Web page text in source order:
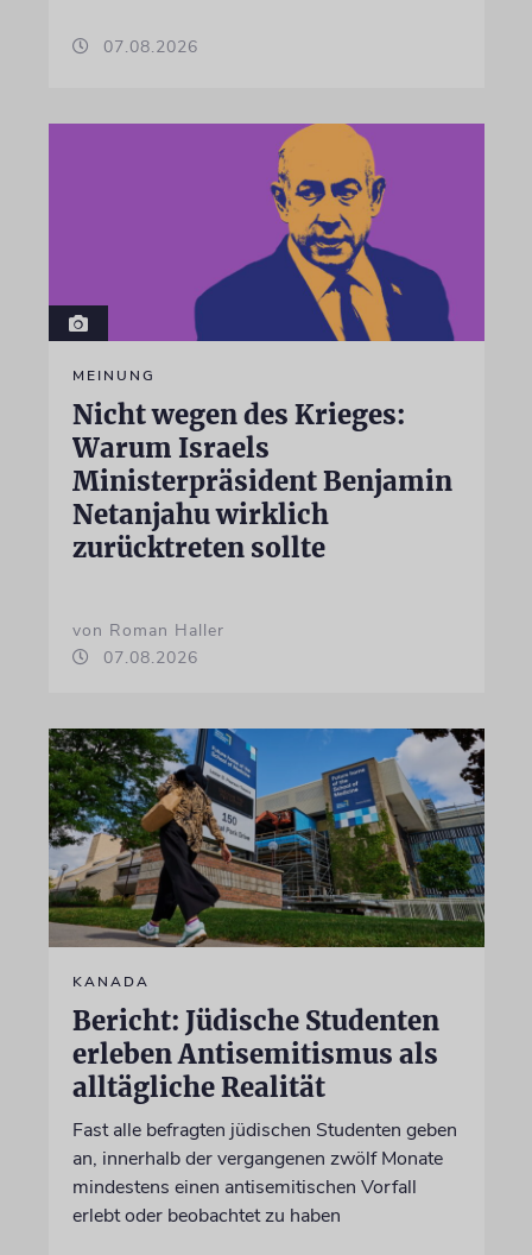
07.08.2026
MEINUNG
Nicht wegen des Krieges:
Warum Israels
Ministerpräsident Benjamin
Netanjahu wirklich
zurücktreten sollte
von Roman Haller
07.08.2026
KANADA
Bericht: Jüdische Studenten
erleben Antisemitismus als
alltägliche Realität
Fast alle befragten jüdischen Studenten geben
an, innerhalb der vergangenen zwölf Monate
mindestens einen antisemitischen Vorfall
erlebt oder beobachtet zu haben